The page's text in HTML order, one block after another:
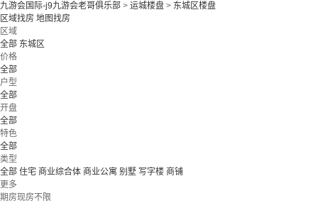
九游会国际-j9九游会老哥俱乐部 > 运城楼盘 > 东城区楼盘
区域找房 地图找房
区域
全部 东城区
价格
全部
户型
全部
开盘
全部
特色
全部
类型
全部 住宅 商业综合体 商业公寓 别墅 写字楼 商铺
更多
期房现房不限